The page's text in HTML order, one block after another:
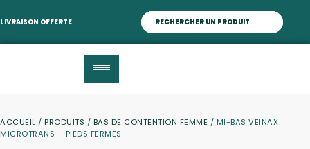
LIVRAISON OFFERTE
ACCUEIL / PRODUITS / BAS DE CONTENTION FEMME / MI-BAS VEINAX
MICROTRANS – PIEDS FERMÉS